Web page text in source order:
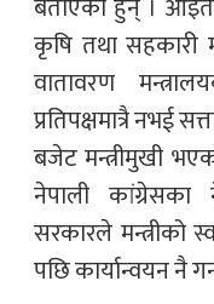
बताएका हुन् ।
कृषि तथा सहकारी
वातावरण
प्रतिपक्षमात्रै नभई
बजेट मन्त्रीमुखी
नेपाली कांग्रेसका
सरकारले मन्त्रीको
पछि कार्यान्वयन नै